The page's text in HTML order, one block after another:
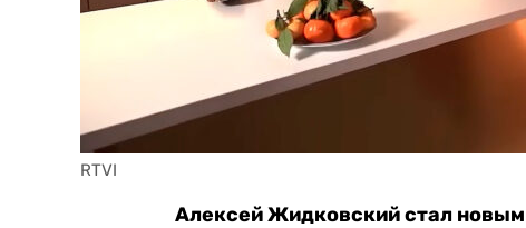
RTVI
Алексей Жидковский стал